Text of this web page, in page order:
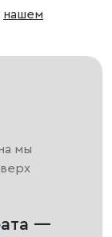
нашем
мы
—